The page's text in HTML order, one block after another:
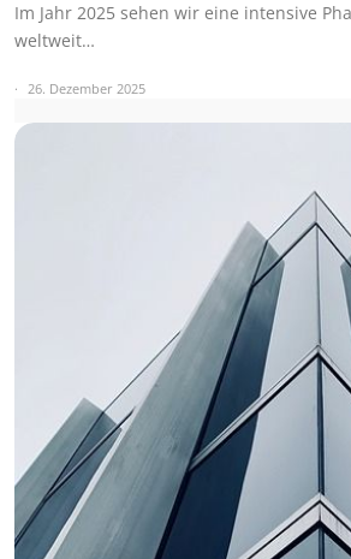
Im Jahr 2025 sehen wir eine intensive
weltweit…
26. Dezember 2025